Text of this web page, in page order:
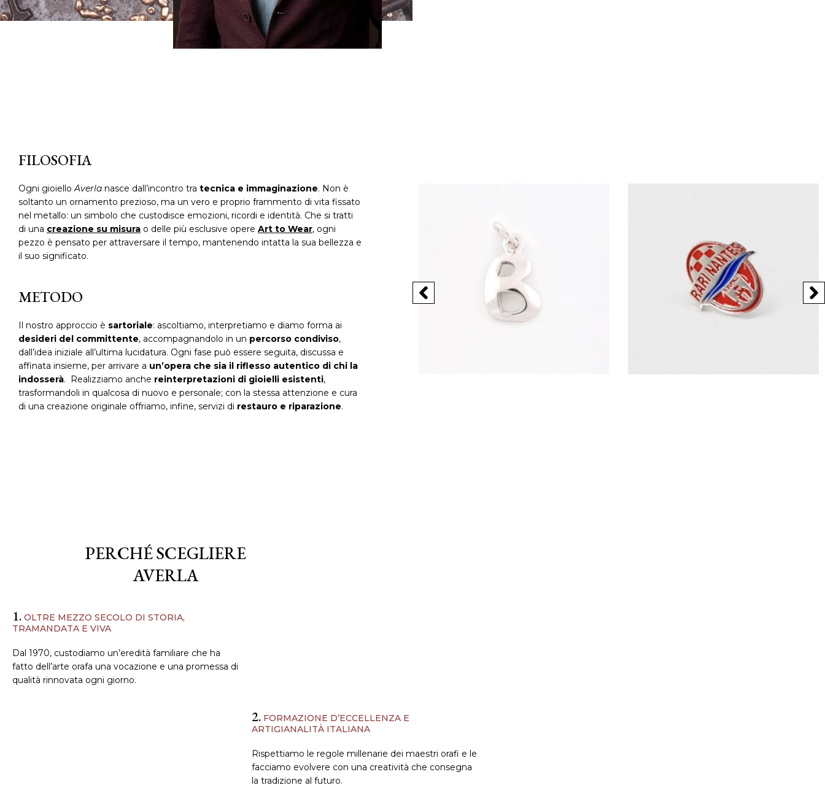
FILOSOFIA
Ogni gioielloAverla nasce dall’incontro tra tecnica e immaginazione. Non è
soltanto un ornamento prezioso, ma un vero e proprio frammento di vita fissato
nel metallo: un simbolo che custodisce emozioni, ricordi e identità. Che si tratti
di una creazione su misura o delle più esclusive opere Art to Wear, ogni
pezzo è pensato per attraversare il tempo, mantenendo intatta la sua bellezza e
il suo significato.
METODO
Il nostro approccio è sartoriale: ascoltiamo, interpretiamo e diamo forma ai
desideri del committente, accompagnandolo in un percorso condiviso,
dall’idea iniziale all’ultima lucidatura. Ogni fase può essere seguita, discussa e
affinata insieme, per arrivare a un’opera che sia il riflesso autentico di chi la
indosserà. Realizziamo anche reinterpretazioni di gioielli esistenti,
trasformandoli in qualcosa di nuovo e personale; con la stessa attenzione e cura
di una creazione originale offriamo, infine, servizi di restauro e riparazione.
PERCHÉ SCEGLIERE
AVERLA
1. OLTRE MEZZO SECOLO DI STORIA,
TRAMANDATA E VIVA
Dal 1970, custodiamo un’eredità familiare che ha
fatto dell’arte orafa una vocazione e una promessa di
qualità rinnovata ogni giorno.
2. FORMAZIONE D’ECCELLENZA E
ARTIGIANALITÀ ITALIANA
Rispettiamo le regole millenarie dei maestri orafi e le
facciamo evolvere con una creatività che consegna
la tradizione al futuro.